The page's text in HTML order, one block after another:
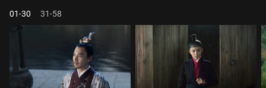
01-30 31-58